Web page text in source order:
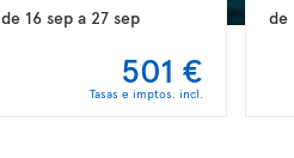
de 16 sepa 27 sep
501 €
Tasas e imptos. incl.
de